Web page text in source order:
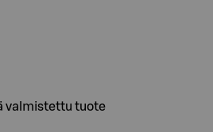
valmistettu tuote